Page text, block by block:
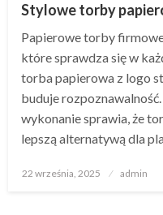
Stylowe torby
Papierowe torby
które sprawdza się w
torba papierowa z logo
buduje
wykonanie sprawia, że
lepszą alternatywą dla
Opublikowane
22 września, 2025 admin